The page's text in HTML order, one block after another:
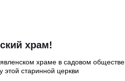
храм!
храме в садовом обществе
старинной церкви